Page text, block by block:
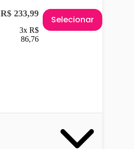
R$ 233,99
3x R$
86,76
Selecionar